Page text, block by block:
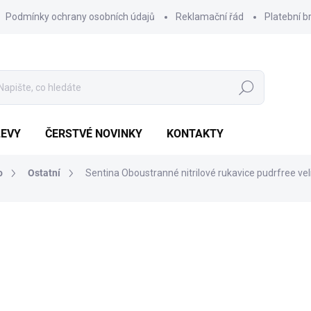
Podmínky ochrany osobních údajů Reklamační řád Platební
Hledat
ČERSTVÉ NOVINKY KONTAKTY
Ostatní Sentina Oboustranné nitrilové rukavice pudrfree